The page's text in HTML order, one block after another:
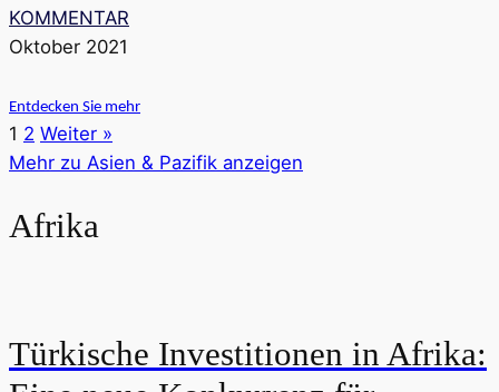
KOMMENTAR
Oktober 2021
Entdecken Sie mehr
1 2 Weiter »
Mehr zu Asien & Pazifik anzeigen
Afrika
Türkische Investitionen in Afrika: